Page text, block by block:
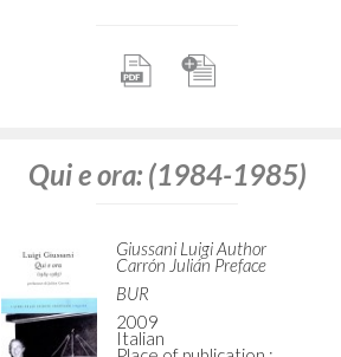
Qui e ora: (1984-1985)
Giussani Luigi Author
Carrón Julián Preface
BUR
2009
Italian